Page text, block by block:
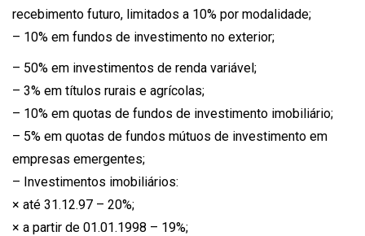
recebimento futuro, limitados a 10% por modalidade;
– 10% em fundos de investimento no exterior;
– 50% em investimentos de renda variável;
– 3% em títulos rurais e agrícolas;
– 10% em quotas de fundos de investimento imobiliário;
– 5% em quotas de fundos mútuos de investimento em
empresas emergentes;
– Investimentos imobiliários:
× até 31.12.97 – 20%;
× a partir de 01.01.1998 – 19%;